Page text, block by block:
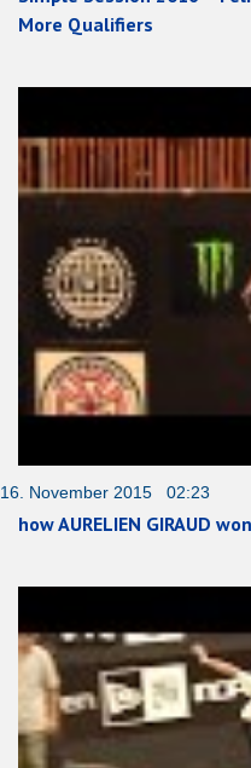
More Qualifiers
16. November 2015 02:23
how AURELIEN GIRAUD